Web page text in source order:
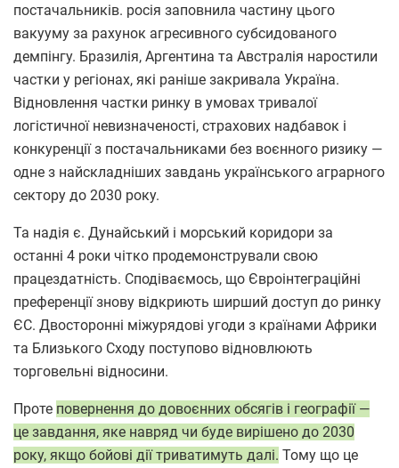
постачальників. росія заповнила частину цього
вакууму за рахунок агресивного субсидованого
демпінгу. Бразилія, Аргентина та Австралія наростили
частки у регіонах, які раніше закривала Україна.
Відновлення частки ринку в умовах тривалої
логістичної невизначеності, страхових надбавок і
конкуренції з постачальниками без воєнного ризику —
одне з найскладніших завдань українського аграрного
сектору до 2030 року.
Та надія є. Дунайський і морський коридори за
останні 4 роки чітко продемонстрували свою
працездатність. Сподіваємось, що Євроінтеграційні
преференції знову відкриють ширший доступ до ринку
ЄС. Двосторонні міжурядові угоди з країнами Африки
та Близького Сходу поступово відновлюють
торговельні відносини.
Проте повернення до довоєнних обсягів і географії —
це завдання, яке навряд чи буде вирішено до 2030
року, якщо бойові дії триватимуть далі. Тому що це